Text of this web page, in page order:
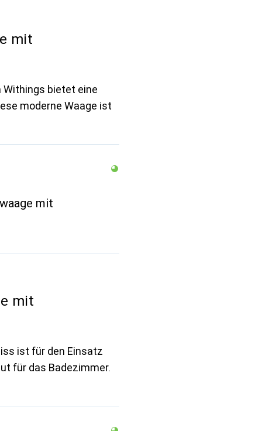
mit
Withings bietet eine
moderne Waage ist
mit
mit
ist für den Einsatz
für das Badezimmer.